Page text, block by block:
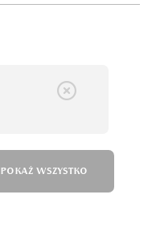
POKAŻ WSZYSTKO